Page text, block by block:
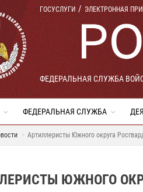
ГОСУСЛУГИ ЭЛЕКТРОННАЯ
ФЕДЕРАЛЬНАЯ СЛУЖБА
ФЕДЕРАЛЬНАЯ СЛУЖБА
Артиллеристы Южного округа
ЮЖНОГО